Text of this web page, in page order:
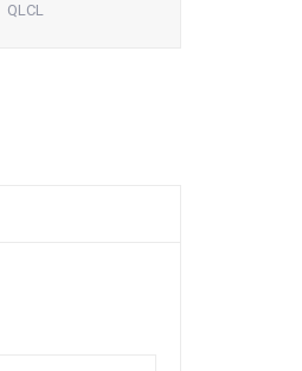
QLCL